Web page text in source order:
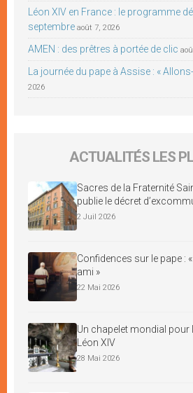
Léon XIV en France : le programme
septembre août 7, 2026
AMEN : des prêtres à portée de clic
La journée du pape à Assise : « Allons-
2026
ACTUALITÉS LES
Sacres de la Fraternité
publie le décret
2 Juil 2026
Confidences sur le pape :
ami »
22 Mai 2026
Un chapelet mondial pour
Léon XIV
28 Mai 2026